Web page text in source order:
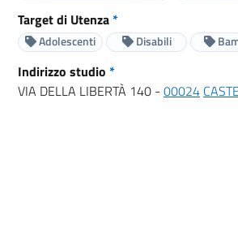
Target di Utenza*
Adolescenti Disabili
Indirizzo studio *
VIA DELLA LIBERTÀ 140 - 00024